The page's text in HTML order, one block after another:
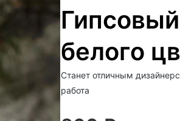
белого
Станет отличным
работа